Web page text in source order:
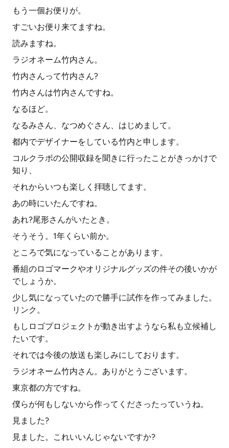
もう一個お便りが。
すごいお便り来てますね。
読みますね。
ラジオネーム竹内さん。
竹内さんって竹内さん?
竹内さんは竹内さんですね。
なるほど。
なるみさん、なつめぐさん、はじめまして。
都内でデザイナーをしている竹内と申します。
コルクラボの公開収録を聞きに行ったことがきっかけで
知り、
それからいつも楽しく拝聴してます。
あの時にいたんですね。
あれ?尾形さんがいたとき。
そうそう。1年くらい前か。
ところで気になっていることがあります。
番組のロゴマークやオリジナルグッズの件その後いかが
でしょうか。
少し気になっていたので勝手に試作を作ってみました。
リンク。
もしロゴプロジェクトが動き出すようなら私も立候補し
たいです。
それでは今後の放送も楽しみにしております。
ラジオネーム竹内さん。ありがとうございます。
東京都の方ですね。
僕らが何もしないから作ってくださったっていうね。
見ました?
見ました。これいいんじゃないですか?